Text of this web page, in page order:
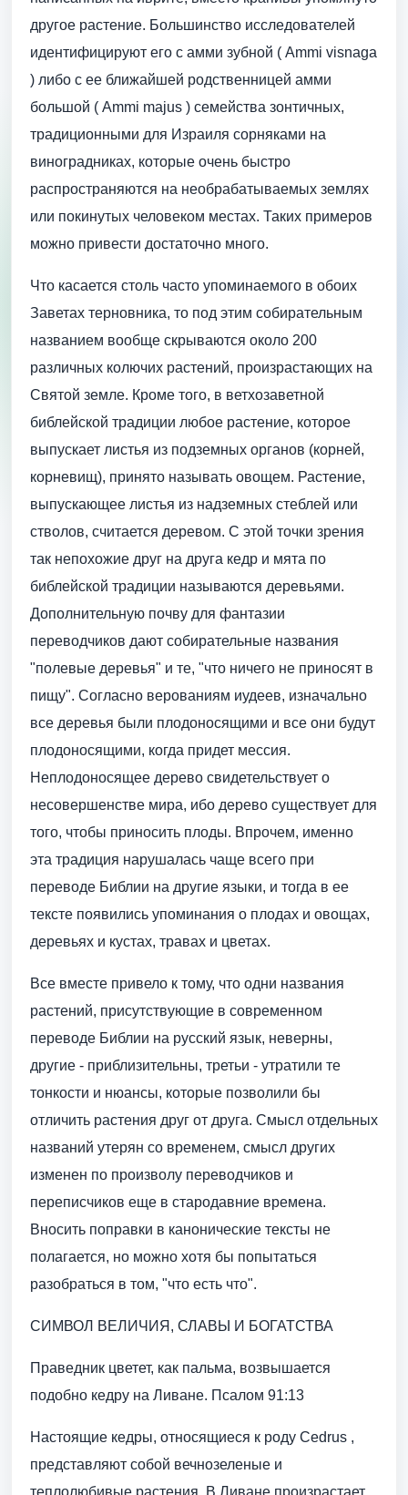
другое растение. Большинство исследователей
идентифицируют его с амми зубной ( Ammi visnaga
) либо с ее ближайшей родственницей амми
большой ( Ammi majus ) семейства зонтичных,
традиционными для Израиля сорняками на
виноградниках, которые очень быстро
распространяются на необрабатываемых землях
или покинутых человеком местах. Таких примеров
можно привести достаточно много.
Что касается столь часто упоминаемого в обоих
Заветах терновника, то под этим собирательным
названием вообще скрываются около 200
различных колючих растений, произрастающих на
Святой земле. Кроме того, в ветхозаветной
библейской традиции любое растение, которое
выпускает листья из подземных органов (корней,
корневищ), принято называть овощем. Растение,
выпускающее листья из надземных стеблей или
стволов, считается деревом. С этой точки зрения
так непохожие друг на друга кедр и мята по
библейской традиции называются деревьями.
Дополнительную почву для фантазии
переводчиков дают собирательные названия
"полевые деревья" и те, "что ничего не приносят в
пищу". Согласно верованиям иудеев, изначально
все деревья были плодоносящими и все они будут
плодоносящими, когда придет мессия.
Неплодоносящее дерево свидетельствует о
несовершенстве мира, ибо дерево существует для
того, чтобы приносить плоды. Впрочем, именно
эта традиция нарушалась чаще всего при
переводе Библии на другие языки, и тогда в ее
тексте появились упоминания о плодах и овощах,
деревьях и кустах, травах и цветах.
Все вместе привело к тому, что одни названия
растений, присутствующие в современном
переводе Библии на русский язык, неверны,
другие - приблизительны, третьи - утратили те
тонкости и нюансы, которые позволили бы
отличить растения друг от друга. Смысл отдельных
названий утерян со временем, смысл других
изменен по произволу переводчиков и
переписчиков еще в стародавние времена.
Вносить поправки в канонические тексты не
полагается, но можно хотя бы попытаться
разобраться в том, "что есть что".
СИМВОЛ ВЕЛИЧИЯ, СЛАВЫ И БОГАТСТВА
Праведник цветет, как пальма, возвышается
подобно кедру на Ливане. Псалом 91:13
Настоящие кедры, относящиеся к роду Cedrus ,
представляют собой вечнозеленые и